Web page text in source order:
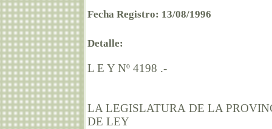
Fecha Registro: 13/08/1996
Detalle:
L E Y Nº 4198 .-
LA LEGISLATURA DE LA
DE LEY